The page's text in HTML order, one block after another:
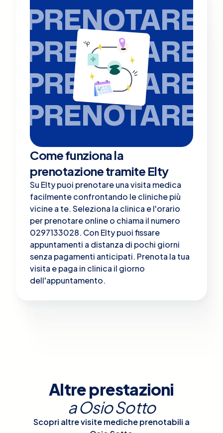
PRENOTARE
PRENOTARE
PRENOTARE
PRENOTARE
Come funziona la
prenotazione tramite Elty
Su Elty puoi prenotare una visita medica
facilmente confrontando le cliniche più
vicine a te. Seleziona la clinica e l'orario
per prenotare online o chiama il numero
0297133028. Con Elty puoi fissare
appuntamenti a distanza di pochi giorni
senza pagamenti anticipati. Prenota la tua
visita e paga in clinica il giorno
dell'appuntamento.
Altre prestazioni
aOsio Sotto
Scopri altre visite mediche prenotabili a